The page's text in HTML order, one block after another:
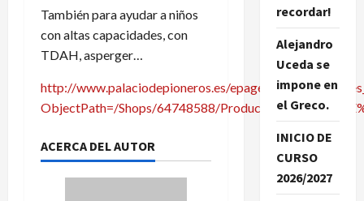
También para ayudar a niños
con altas capacidades, con
TDAH, asperger…
http://www.palaciodepioneros.es/epages/64748588.sf/
ObjectPath=/Shops/64748588/Products/
ACERCA DEL AUTOR
recordar!
Alejandro
Uceda se
impone en
el Greco.
INICIO DE
CURSO
2026/2027